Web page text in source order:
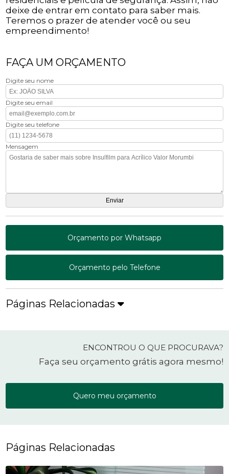
deixe de entrar em contato para saber mais.
Teremos o prazer de atender você ou seu
empreendimento!
FAÇA UM ORÇAMENTO
Digite seu nome
Digite seu email
Digite seu telefone
Mensagem
Orçamento por Whatsapp
Orçamento pelo Telefone
Páginas Relacionadas
ENCONTROU O QUE PROCURAVA?
Faça seu orçamento grátis agora mesmo!
Quero meu orçamento
Páginas Relacionadas